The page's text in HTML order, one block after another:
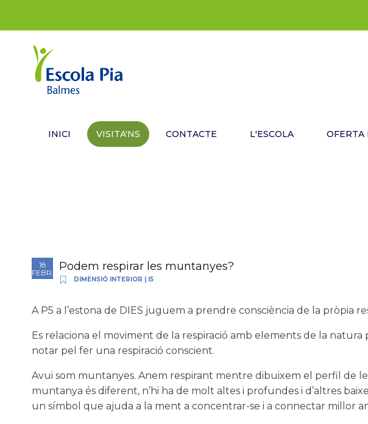
INICI VISITA'NS CONTACTE L'ESCOLA OFERTA
18
FEBR.
Podem respirar les muntanyes?
DIMENSIÓ INTERIOR I5
A P5 a l’estona de DIES juguem a prendre consciència de la pròpia
Es relaciona el moviment de la respiració amb elements de la
notar pel fer una respiració conscient.
Avui som muntanyes. Anem respirant mentre dibuixem el perfil de
muntanya és diferent, n’hi ha de molt altes i profundes i d’altres
un símbol que ajuda a la ment a concentrar-se i a connectar millor